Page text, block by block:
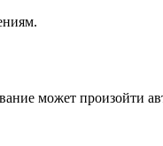
может произойти